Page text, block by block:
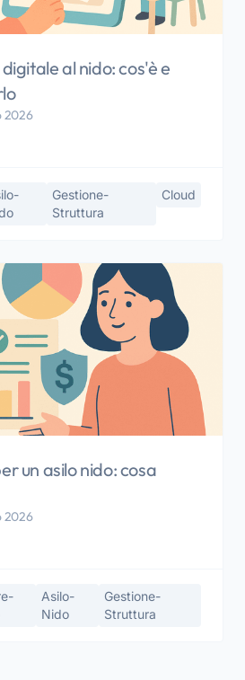
al nido: cos'è e
2026
Gestione-
Struttura
Cloud
un asilo nido: cosa
2026
Asilo-
Nido
Gestione-
Struttura